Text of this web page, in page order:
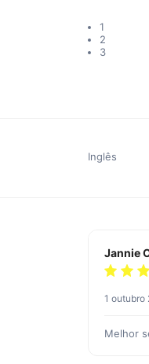
1
2
3
Inglês
Jannie
1 outubro
Melhor